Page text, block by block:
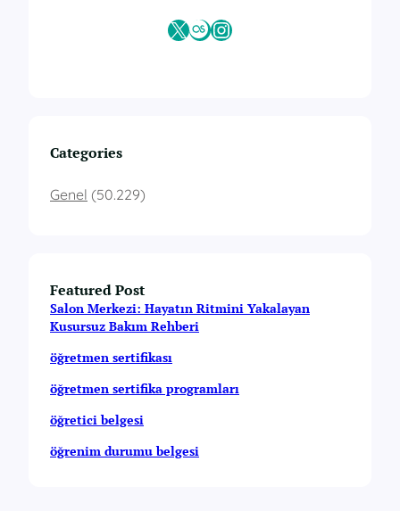
X Last.fmInstagram
Categories
Genel (50.229)
Featured Post
Salon Merkezi: Hayatın Ritmini Yakalayan
Kusursuz Bakım Rehberi
öğretmen sertifikası
öğretmen sertifika programları
öğretici belgesi
öğrenim durumu belgesi